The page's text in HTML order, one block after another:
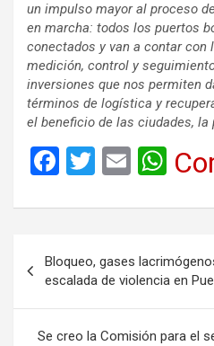
un impulso mayor al proceso
en marcha: todos los puertos
conectados y van a contar con
medición, control y
inversiones que nos permiten
términos de logística y
el beneficio de las ciudades, la
F
ce
o
o
k
T
tt
E
ail
W
at
s
A
p
p
de
entradas
Bloqueo, gases
escalada de violencia en
Se creo la Comisión para el